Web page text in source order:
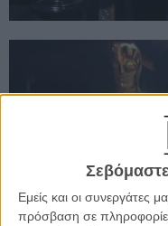
Εμείς και οι συνεργάτες
πρόσβαση σε